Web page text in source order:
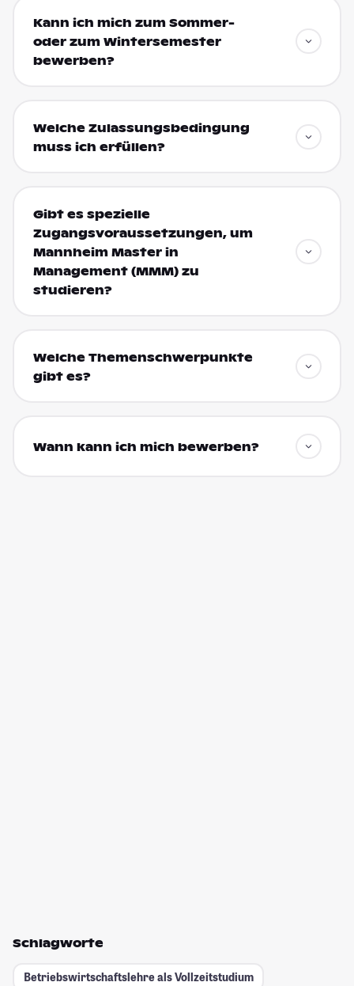
Kann ich mich zum Sommer-
oder zum Wintersemester
bewerben?
Welche Zulassungsbedingung
muss ich erfüllen?
Gibt es spezielle
Zugangsvoraussetzungen, um
Mannheim Master in
Management (MMM) zu
studieren?
Welche Themenschwerpunkte
gibt es?
Wann kann ich mich bewerben?
Schlagworte
Betriebswirtschaftslehre als Vollzeitstudium